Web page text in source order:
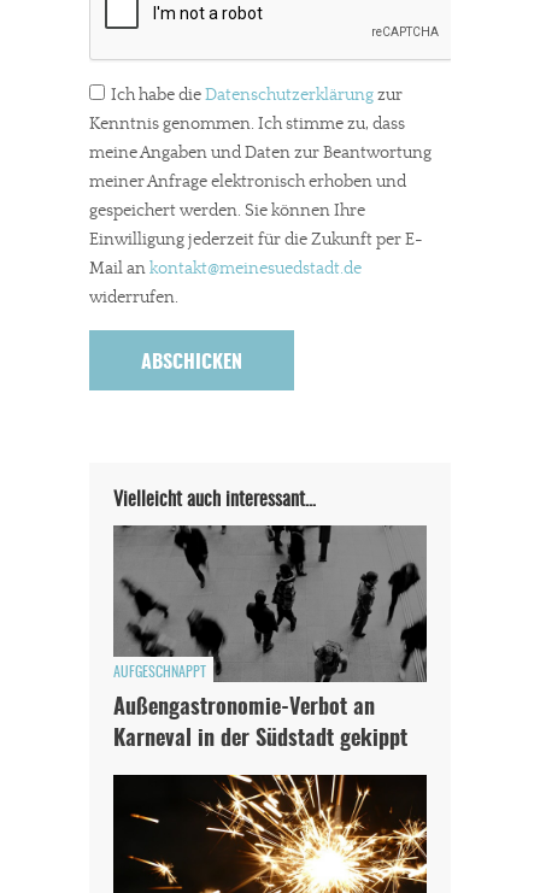
Ich habe dieDatenschutzerklärungzur
Kenntnis genommen. Ich stimme zu, dass
meine Angaben und Daten zur Beantwortung
meiner Anfrage elektronisch erhoben und
gespeichert werden. Sie können Ihre
Einwilligung jederzeit für die Zukunft per E-
Mail ankontakt@meinesuedstadt.de
widerrufen.
Vielleicht auch interessant…
AUFGESCHNAPPT
Außengastronomie-Verbot an
Karneval in der Südstadt gekippt